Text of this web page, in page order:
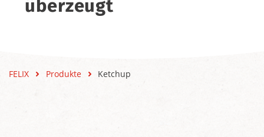
überzeugt
FELIX Produkte Ketchup